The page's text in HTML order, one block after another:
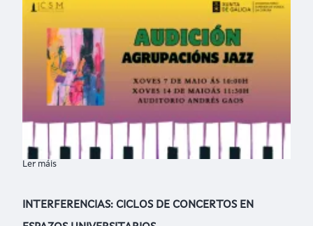
Ler máis
INTERFERENCIAS: CICLOS DE CONCERTOS EN